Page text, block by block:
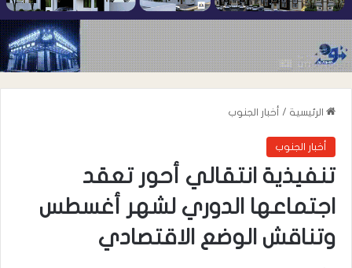
الرئيسية / أخبار الجنوب
أخبار الجنوب
تنفيذية انتقالي أحور تعقد
اجتماعها الدوري لشهر أغسطس
وتناقش الوضع الاقتصادي